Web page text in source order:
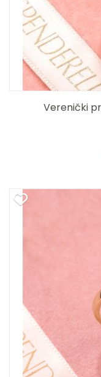
Verenički